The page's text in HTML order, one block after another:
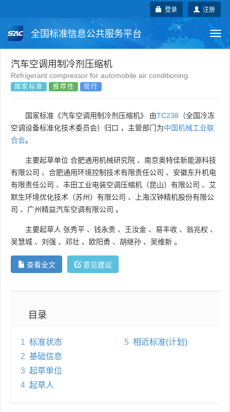
注册
登录
全国标准信息公共服务平台
国家标准 行业标准
团体标准
国外标准 技术委员会
汽车空调用制冷剂压缩机
Refrigerant compressor for automobile air conditioning
国家标准 推荐性 现行
国家标准《汽车空调用制冷剂压缩机》 由TC238 （全国冷冻
空调设备标准化技术委员会）归口 ，主管部门为中国机械工业联
合会。
主要起草单位 合肥通用机械研究院 、 南京奥特佳新能源科技
有限公司 、 合肥通用环境控制技术有限责任公司 、 安徽东升机电
有限责任公司 、 丰田工业电装空调压缩机（昆山）有限公司 、 艾
默生环境优化技术（苏州）有限公司 、
上海汉钟精机股份有限公
司 、 广州精益汽车空调有限公司 。
主要起草人 张秀平 、 钱永贵 、 王汝金 、 易丰收 、 翁兆权 、
吴慧城 、 刘强 、 邓壮 、 欧阳勇 、 胡继孙 、 吴维新 。
查看全文 意见建议
目录
1 标准状态
2 基础信息
3 起草单位
4 起草人
5 相近标准(计划)